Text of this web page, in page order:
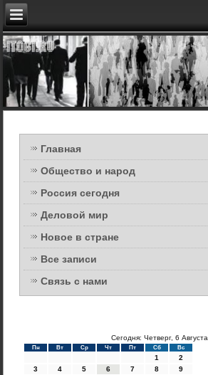
Главная
Общество и народ
Россия сегодня
Деловой мир
Новое в стране
Все записи
Связь с нами
Сегодня: Четверг, 6 Августа
Пн Вт Ср Чт Пт Сб Вс
1
2
3
4 5 6 7 8
9